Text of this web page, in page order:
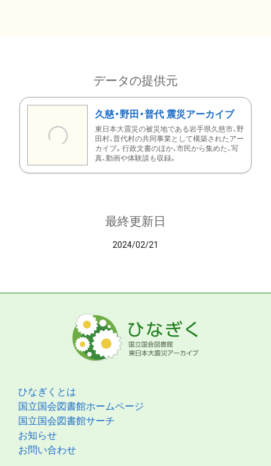
データの提供元
久慈・野田・普代 震災アーカイブ
東日本大震災の被災地である岩手県久慈市、野
田村、普代村の共同事業として構築されたアー
カイブ。行政文書のほか、市民から集めた、写
真、動画や体験談も収録。
最終更新日
2024/02/21
ひなぎくとは
国立国会図書館ホームページ
国立国会図書館サーチ
お知らせ
お問い合わせ